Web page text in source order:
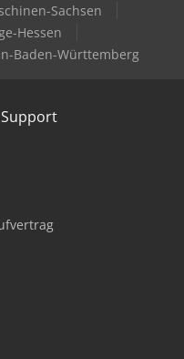
Sachsen
Hessen
Baden-Württemberg